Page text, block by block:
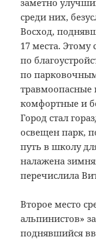
заметно
среди них,
Восход,
17 места. Этому
по
по
травмоопасные
комфортные и
Город стал
освещен парк,
путь в школу
налажена
перечислила
Второе место
альпинистов»
поднявшийся